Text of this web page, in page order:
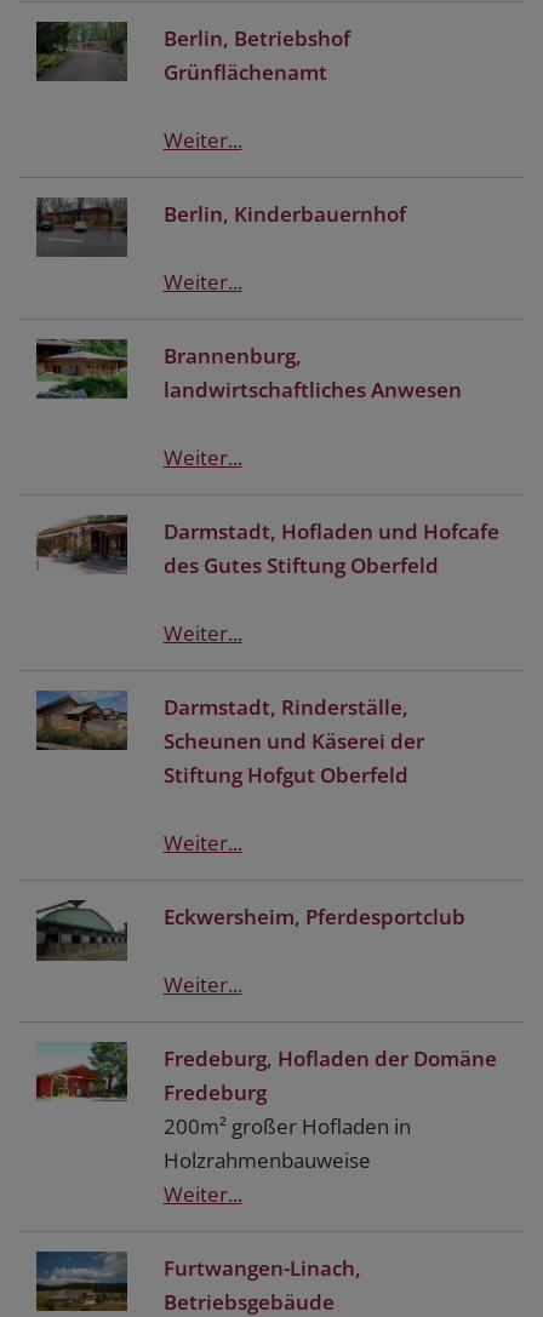
Berlin, Betriebshof
Grünflächenamt
Weiter...
Berlin, Kinderbauernhof
Weiter...
Brannenburg,
landwirtschaftliches Anwesen
Weiter...
Darmstadt, Hofladen und Hofcafe
des Gutes Stiftung Oberfeld
Weiter...
Darmstadt, Rinderställe,
Scheunen und Käserei der
Stiftung Hofgut Oberfeld
Weiter...
Eckwersheim, Pferdesportclub
Weiter...
Fredeburg, Hofladen der Domäne
Fredeburg
200m² großer Hofladen in
Holzrahmenbauweise
Weiter...
Furtwangen-Linach,
Betriebsgebäude